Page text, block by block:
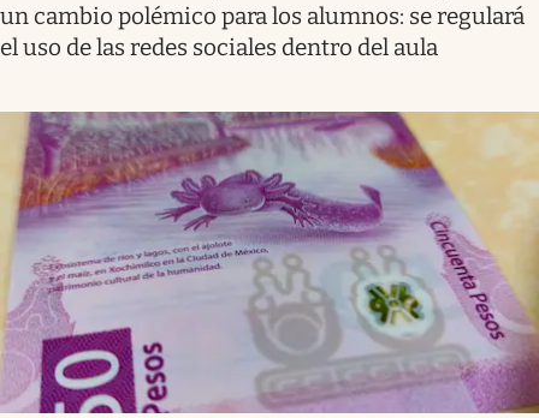
un cambio polémico para los alumnos: se regulará
el uso de las redes sociales dentro del aula